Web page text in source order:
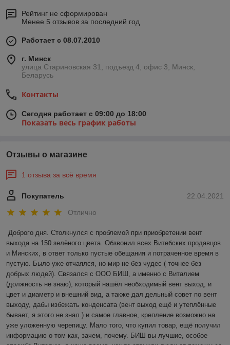
Рейтинг не сформирован
Менее 5 отзывов за последний год
Работает с 08.07.2010
г. Минск
улица Стариновская 31, подъезд 4, офис 3, Минск,
Беларусь
Контакты
Сегодня работает с 09:00 до 18:00
Показать весь график работы
Отзывы о магазине
1 отзыва за всё время
22.04.2021
Покупатель
Отлично
Доброго дня. Столкнулся с проблемой при приобретении вент
выхода на 150 зелёного цвета. Обзвонил всех Витебских продавцов
и Минских, в ответ только пустые обещания и потраченное время в
пустую. Было уже отчаялся, но мир не без чудес ( точнее без
добрых людей). Связался с ООО БИШ, а именно с Виталием
(должность не знаю), который нашёл необходимый вент выход, и
цвет и диаметр и внешний вид, а также дал дельный совет по вент
выходу, дабы избежать конденсата (вент выход ещё и утеплённые
бывает, я этого не знал.) и самое главное, крепление возможно на
уже уложенную черепицу. Мало того, что купил товар, ещё получил
информацию о том как, зачем, почему. БИШ вы лучшие, особое